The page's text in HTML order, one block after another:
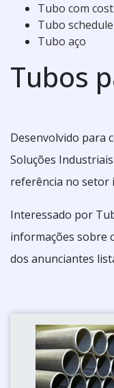
Tubo com
Tubo
Tubo aço
Tubos
Desenvolvido para
Soluções
referência no setor
Interessado por
informações sobre
dos anunciantes